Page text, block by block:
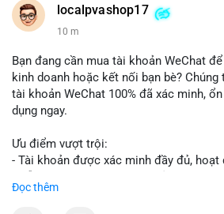
👉 Telegram: @localpvashop
👉 Email: localpvashop@gmail.com
Đừng bỏ lỡ cơ hội cải thiện danh tiếng
cách hiệu quả!
localpvashop17
10 m
Bạn đang cần mua tài khoản WeChat
kinh doanh hoặc kết nối bạn bè?
tài khoản WeChat 100% đã xác minh,
dụng ngay.
Ưu điểm vượt trội:
- Tài khoản được xác minh đầy đủ,
- Giao dịch an toàn, bảo mật thông tin.
Đọc thêm